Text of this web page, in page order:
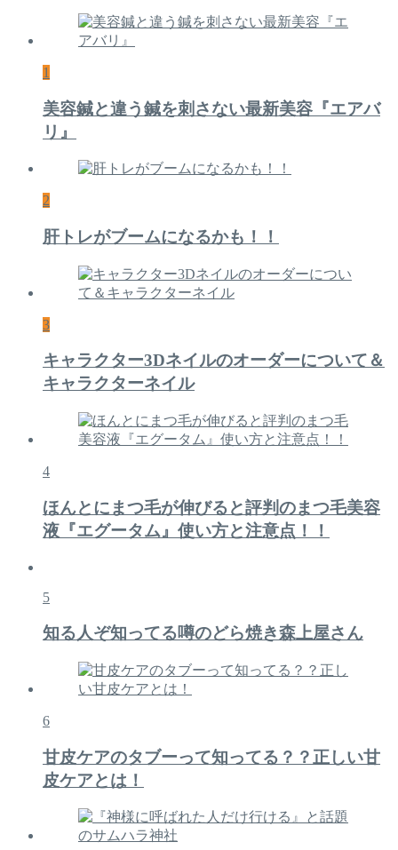
1
美容鍼と違う鍼を刺さない最新美容『エアバ
リ』
2
肝トレがブームになるかも！！
3
キャラクター3Dネイルのオーダーについて＆
キャラクターネイル
4
ほんとにまつ毛が伸びると評判のまつ毛美容
液『エグータム』使い方と注意点！！
5
知る人ぞ知ってる噂のどら焼き森上屋さん
6
甘皮ケアのタブーって知ってる？？正しい甘
皮ケアとは！